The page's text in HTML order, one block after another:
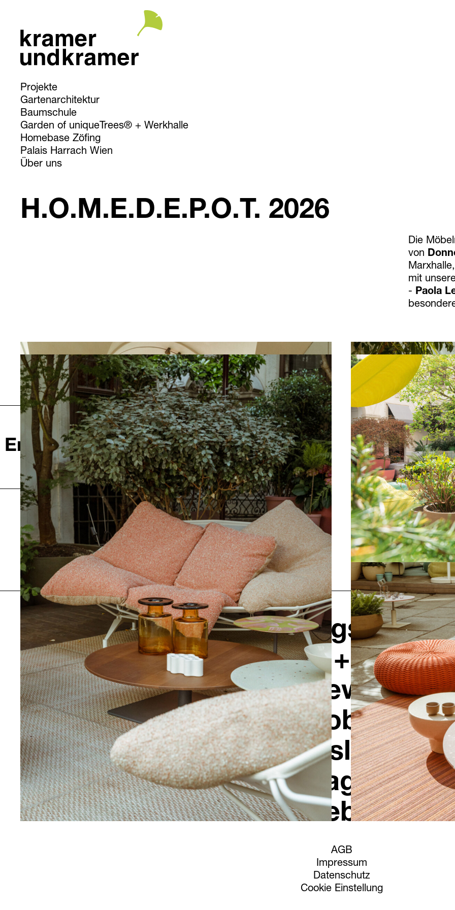
Projekte
Gartenarchitektur
Baumschule
Garden of uniqueTrees® + Werkhalle
Homebase Zöfing
Palais Harrach Wien
Über uns
H.O.M.E.D.E.P.O.T. 2026
Die
von
mit
- Paola
Vorheriges
Eröffnung der Kramer Werkhalle mit
Hermann Nitschs Walküre
Öffnungszeiten
Kontakt +
News
Jobs
Newsletter
Instagram
Facebook
AGB
Impressum
Datenschutz
Cookie Einstellung